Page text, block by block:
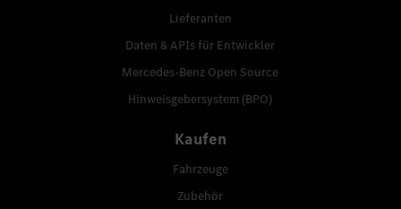
Lieferanten
Daten & APIs für Entwickler
Mercedes-Benz Open Source
Hinweisgebersystem (BPO)
Kaufen
Fahrzeuge
Zubehör